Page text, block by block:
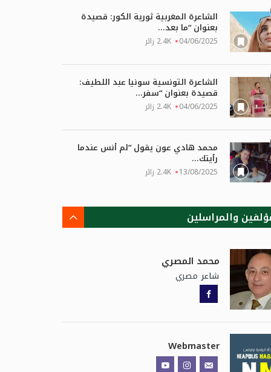
الشاعرة المغربية ثورية الكور: قصيدة
بعنوان “ما بعد...
04/06/2025 2.4K زائر
الشاعرة التونسية سونيا عبد اللطيف:
قصيدة بعنوان “سفر...
04/06/2025 2.4K زائر
محمد هادي عون يقول “لم أنس عندما
رأيتك...
13/08/2025 2.4K زائر
والمراسلين
محمد المصري
شاعر مصري
Webmaster